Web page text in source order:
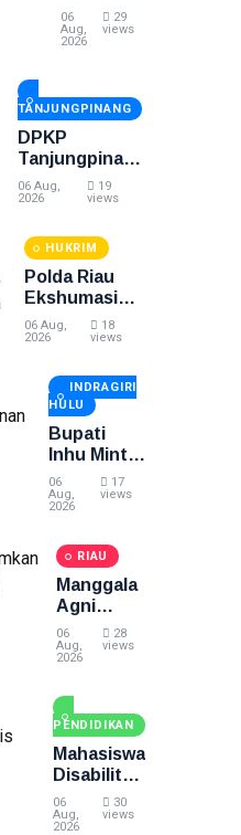
Buka
Seleksi
Direktur
PT
Bintan
Karya
Bahari
06
Aug,
2026
29
views
TANJUNGPINANG
DPKP
Tanjungpinang
Serahkan
Buaya Muara
ke BPSPL dan
Taman Safari
Lagoi
06 Aug,
2026
19
views
HUKRIM
Polda Riau
Ekshumasi
Jenazah
Pelajar di
Selidiki
Dugaan
Penganiayaan
06 Aug,
2026
18
views
INDRAGIRI
HULU
Bupati
Inhu Minta
ASN
Tingkatkan
Publik
06
Aug,
2026
17
views
RIAU
Manggala
Agni
Masih
Padamkan
Hektare di
Pelalawan
dan Inhu
06
Aug,
2026
28
views
PENDIDIKAN
Mahasiswa
Disabilitas
Fasilkom
Unilak
06
Aug,
2026
30
views